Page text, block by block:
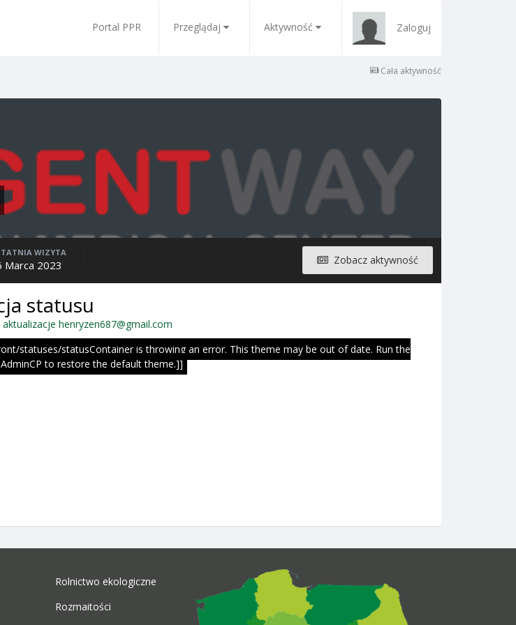
Portal PPR Przeglądaj Aktywność Zaloguj
Cała aktywność
Zobacz aktywność
WIZYTA
Marca 2023
statusu
henryzen687@gmail.com
statuses/statusContainer is throwing an error. This theme may be out of date. Run the
to restore the default theme.]]
Rolnictwo ekologiczne
Rozmaitości